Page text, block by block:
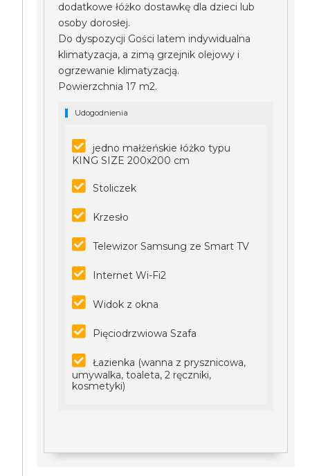
dodatkowe łóżko dostawkę dla dzieci lub
osoby dorosłej.
Do dyspozycji Gości latem indywidualna
klimatyzacja, a zimą grzejnik olejowy i
ogrzewanie klimatyzacją.
Powierzchnia 17 m2.
Udogodnienia
jedno małżeńskie łóżko typu
KING SIZE 200x200 cm
Stoliczek
Krzesło
Telewizor Samsung ze Smart TV
Internet Wi-Fi2
Widok z okna
Pięciodrzwiowa Szafa
Łazienka (wanna z prysznicowa,
umywalka, toaleta, 2 ręczniki,
kosmetyki)